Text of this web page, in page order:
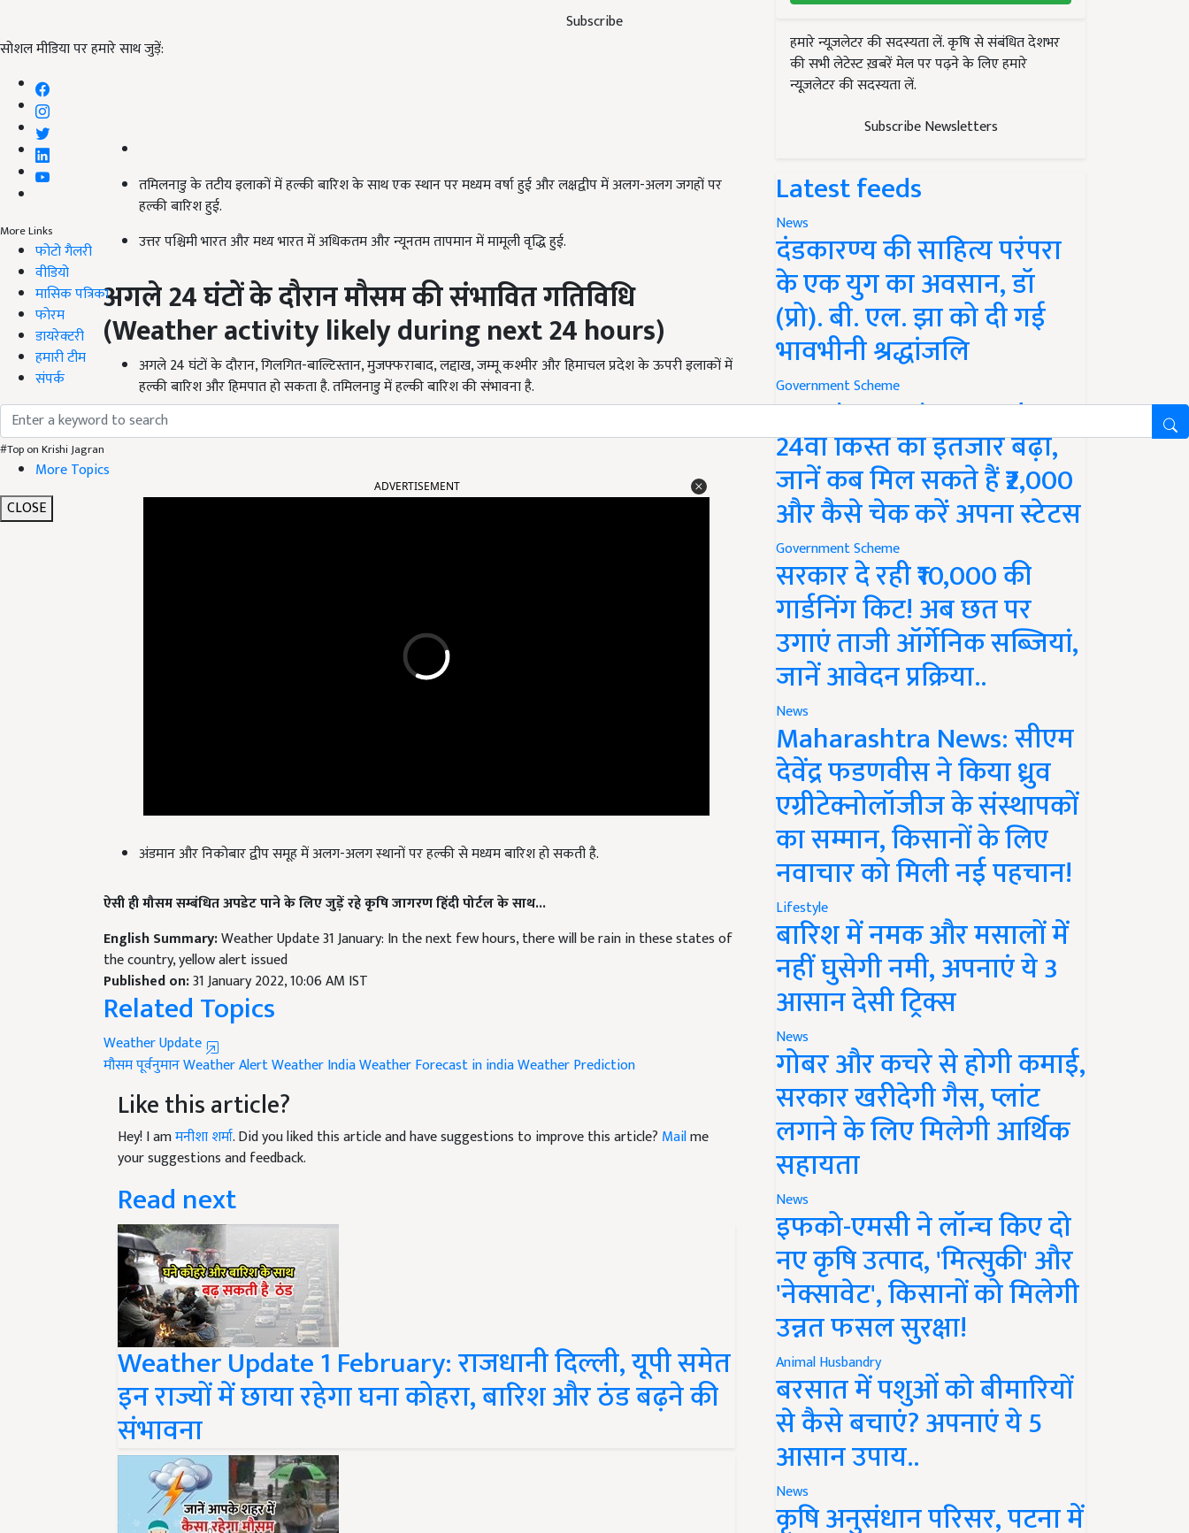
Subscribe
सोशल मीडिया पर हमारे साथ जुड़ें:
More Links
फोटो गैलरी
वीडियो
मासिक पत्रिका
फोरम
डायरेक्टरी
हमारी टीम
संपर्क
#Top on Krishi Jagran
More Topics
CLOSE
तमिलनाडु के तटीय इलाकों में हल्की बारिश के साथ एक स्थान पर मध्यम वर्षा हुई और लक्षद्वीप में अलग-अलग जगहों पर
हल्की बारिश हुई.
उत्तर पश्चिमी भारत और मध्य भारत में अधिकतम और न्यूनतम तापमान में मामूली वृद्धि हुई.
अगले24घंटों के दौरान मौसम की संभावित गतिविधि
(Weather activity likely during next 24 hours)
अगले 24 घंटों के दौरान, गिलगित-बाल्टिस्तान, मुजफ्फराबाद, लद्दाख, जम्मू कश्मीर और हिमाचल प्रदेश के ऊपरी इलाकों में
हल्की बारिश और हिमपात हो सकता है. तमिलनाडु में हल्की बारिश की संभावना है.
Weather Update 31 January: In the next few hours, there will be rain in these states of
the country, yellow alert issued
Published on:31 January 2022, 10:06 AM IST
Related Topics
Weather Update
मौसम पूर्वनुमानWeather Alert
Like this article?
Hey! I amमनीशा शर्मा . Did you liked this article and have suggestions to improve this article?
your suggestions and feedback.
Read next
Weather Update 1 February: राजधानी दिल्ली, यूपी समेत
इन राज्यों में छाया रहेगा घना कोहरा, बारिश और ठंड बढ़ने की
संभावना
हमारे न्यूज़लेटर की सदस्यता लें. कृषि से संबंधित देशभर
की सभी लेटेस्ट ख़बरें मेल पर पढ़ने के लिए हमारे
न्यूज़लेटर की सदस्यता लें.
Subscribe Newsletters
Latest feeds
News
दंडकारण्य की साहित्य परंपरा
के एक युग का अवसान, डॉ
(प्रो). बी. एल. झा को दी गई
भावभीनी श्रद्धांजलि
Government Scheme
PM Kisan Yojana Update:
24वीं किस्त का इंतजार बढ़ा,
जानें कब मिल सकते हैं ₹2,000
और कैसे चेक करें अपना स्टेटस
Government Scheme
सरकार दे रही ₹10,000 की
गार्डनिंग किट! अब छत पर
उगाएं ताजी ऑर्गेनिक सब्जियां,
जानें आवेदन प्रक्रिया..
News
Maharashtra News: सीएम
देवेंद्र फडणवीस ने किया ध्रुव
एग्रीटेक्नोलॉजीज के संस्थापकों
का सम्मान, किसानों के लिए
नवाचार को मिली नई पहचान!
Lifestyle
बारिश में नमक और मसालों में
नहीं घुसेगी नमी, अपनाएं ये 3
आसान देसी ट्रिक्स
News
गोबर और कचरे से होगी कमाई,
सरकार खरीदेगी गैस, प्लांट
लगाने के लिए मिलेगी आर्थिक
सहायता
News
इफको-एमसी ने लॉन्च किए दो
नए कृषि उत्पाद, 'मित्सुकी' और
'नेक्सावेट', किसानों को मिलेगी
उन्नत फसल सुरक्षा!
Animal Husbandry
बरसात में पशुओं को बीमारियों
से कैसे बचाएं? अपनाएं ये 5
आसान उपाय..
News
कृषि अनुसंधान परिसर, पटना में